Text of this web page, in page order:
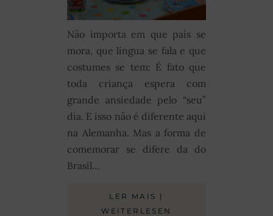
Não importa em que país se
mora, que língua se fala e que
costumes se tem: É fato que
toda criança espera com
grande ansiedade pelo “seu”
dia. E isso não é diferente aqui
na Alemanha. Mas a forma de
comemorar se difere da do
Brasil...
LER MAIS |
WEITERLESEN